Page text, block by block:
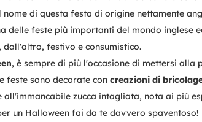
di questa festa di origine nettamente
delle feste più importanti del mondo
dall'altro, festivo e consumistico.
è sempre di più l'occasione di mettersi
feste sono decorate con creazioni di
zucca intagliata, nota ai più
un Halloween fai da te davvero spaventoso!